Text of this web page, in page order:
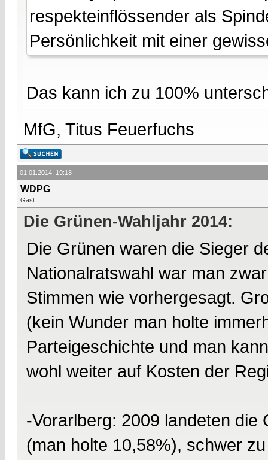
respekteinflössender als
Persönlichkeit mit einer
Das kann ich zu 100%
MfG, Titus Feuerfuchs
01.01.2014, 19:18
WDPG
Gast
Die Grünen-Wahljahr 2014:
Die Grünen waren die Sieger
Nationalratswahl war man
Stimmen wie vorhergesagt.
(kein Wunder man holte
Parteigeschichte und man
wohl weiter auf Kosten der
-Vorarlberg: 2009 landeten
(man holte 10,58%), schwer